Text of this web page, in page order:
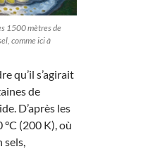
1500 mètres de
comme ici à
qu’il s’agirait
de
D’après les
(200 K), où
sels,